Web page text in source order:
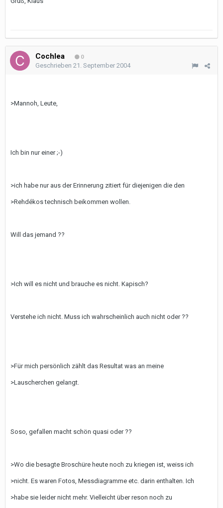
Cochlea 0
Geschrieben 21. September 2004
>Mannoh, Leute,
Ich bin nur einer ;-)
>ich habe nur aus der Erinnerung zitiert für diejenigen die den
>Rehdékos technisch beikommen wollen.
Will das jemand ??
>Ich will es nicht und brauche es nicht. Kapisch?
Verstehe ich nicht. Muss ich wahrscheinlich auch nicht oder ??
>Für mich persönlich zählt das Resultat was an meine
>Lauscherchen gelangt.
Soso, gefallen macht schön quasi oder ??
>Wo die besagte Broschüre heute noch zu kriegen ist, weiss ich
>nicht. Es waren Fotos, Messdiagramme etc. darin enthalten. Ich
>habe sie leider nicht mehr. Vielleicht über reson noch zu